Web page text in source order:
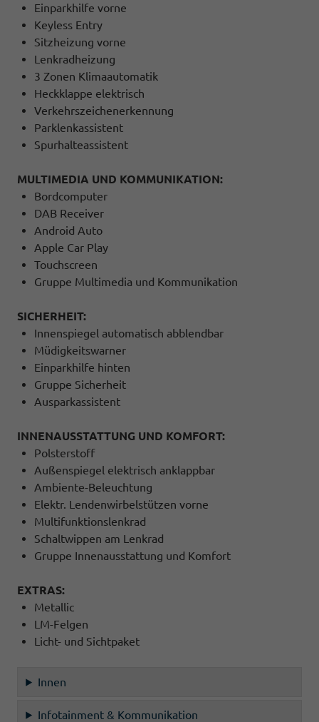
Einparkhilfe vorne
Keyless Entry
Sitzheizung vorne
Lenkradheizung
3 Zonen Klimaautomatik
Heckklappe elektrisch
Verkehrszeichenerkennung
Parklenkassistent
Spurhalteassistent
MULTIMEDIA UND KOMMUNIKATION:
Bordcomputer
DAB Receiver
Android Auto
Apple Car Play
Touchscreen
Gruppe Multimedia und Kommunikation
SICHERHEIT:
Innenspiegel automatisch abblendbar
Müdigkeitswarner
Einparkhilfe hinten
Gruppe Sicherheit
Ausparkassistent
INNENAUSSTATTUNG UND KOMFORT:
Polsterstoff
Außenspiegel elektrisch anklappbar
Ambiente-Beleuchtung
Elektr. Lendenwirbelstützen vorne
Multifunktionslenkrad
Schaltwippen am Lenkrad
Gruppe Innenausstattung und Komfort
EXTRAS:
Metallic
LM-Felgen
Licht- und Sichtpaket
Innen
Infotainment & Kommunikation